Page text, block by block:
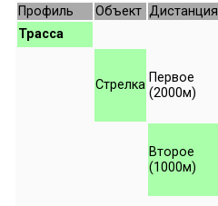
Профиль Объект Дистанция
Трасса
Стрелка Первое
(2000м)
Второе
(1000м)